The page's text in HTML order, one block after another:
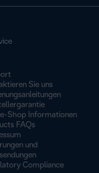
Sie uns
Shop Informationen
FAQs
und
Compliance